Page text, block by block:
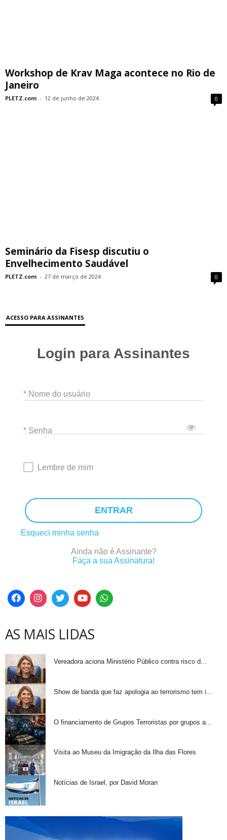
Workshop de Krav Maga acontece no Rio de
Janeiro
PLETZ.com - 12 de junho de 2024 0
Seminário da Fisesp discutiu o
Envelhecimento Saudável
PLETZ.com - 27 de março de 2024 0
ACESSO PARA ASSINANTES
Login para Assinantes
* Nome do usuário
* Senha
Lembre de mim
ENTRAR
Esqueci minha senha
Ainda não é Assinante?
Faça a sua Assinatura!
AS MAIS LIDAS
Vereadora aciona Ministério Público contra risco d...
Show de banda que faz apologia ao terrorismo tem i...
O financiamento de Grupos Terroristas por grupos a...
Visita ao Museu da Imigração da Ilha das Flores
Notícias de Israel, por David Moran